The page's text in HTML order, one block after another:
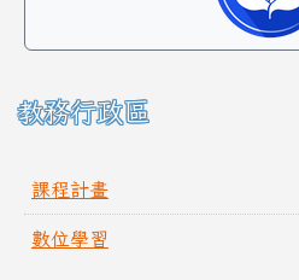
教務行政區
課程計畫
數位學習